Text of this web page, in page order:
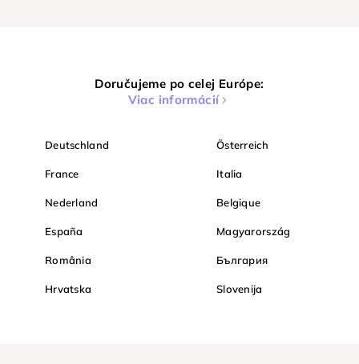
Doručujeme po celej Európe:
Viac informácií
Deutschland Österreich
France Italia
Nederland Belgique
España Magyarország
România България
Hrvatska Slovenija